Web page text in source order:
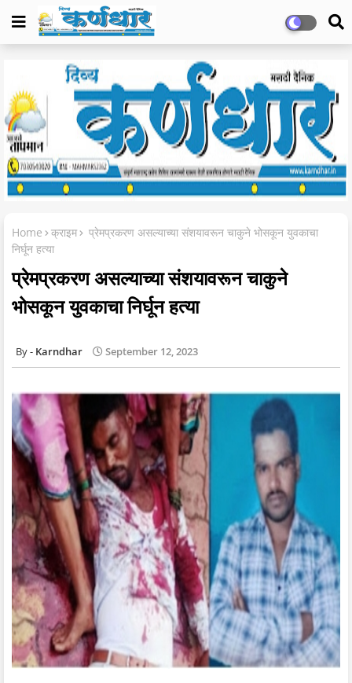
Home क्राइम
प्रेमप्रकरण असल्याच्या संशयावरून चाकुने भोसकून युवकाचा
निर्घून हत्या
प्रेमप्रकरण असल्याच्या संशयावरून चाकुने
भोसकून युवकाचा निर्घून हत्या
Karndhar September 12, 2023